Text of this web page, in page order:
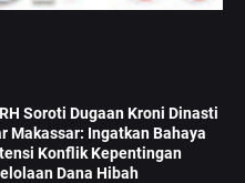
Soroti Dugaan Kroni Dinasti
Makassar: Ingatkan Bahaya
Konflik Kepentingan
Dana Hibah